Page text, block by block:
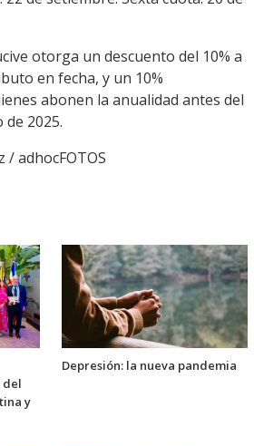
otorga un descuento del 10% a
en fecha, y un 10%
abonen la anualidad antes del
2025.
/ adhocFOTOS
del
y
Depresión: la nueva pandemia